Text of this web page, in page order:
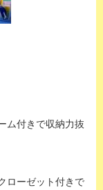
ム付きで収納力抜
ローゼット付きで